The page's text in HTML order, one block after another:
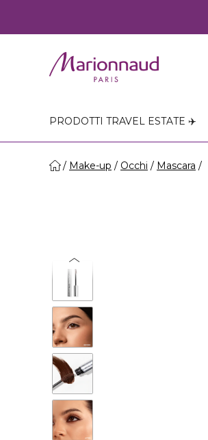
PRODOTTI TRAVEL ESTATE ✈️
Make-up Occhi Mascara